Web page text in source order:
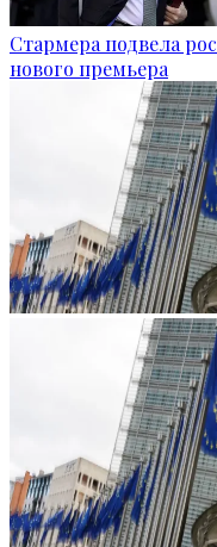
Стармера подвела
нового премьера